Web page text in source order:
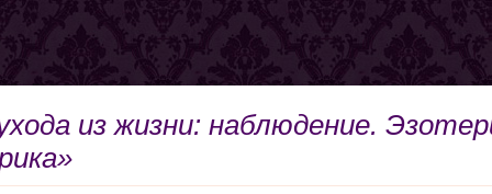
из жизни: наблюдение.